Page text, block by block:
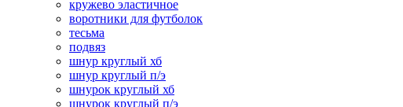
кружево эластичное
воротники для футболок
тесьма
подвяз
шнур круглый хб
шнур круглый п/э
шнурок круглый хб
шнурок круглый п/э